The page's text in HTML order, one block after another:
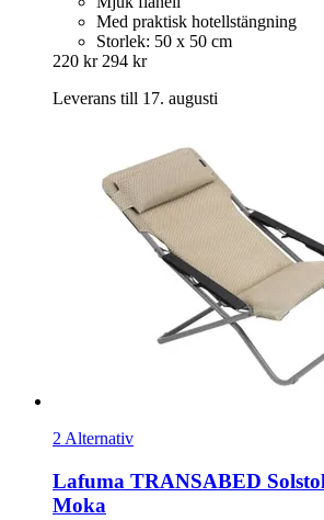
Med praktisk hotellstängning
Storlek: 50 x 50 cm
220 kr 294 kr
Leverans till 17. augusti
2 Alternativ
Lafuma TRANSABED
Moka